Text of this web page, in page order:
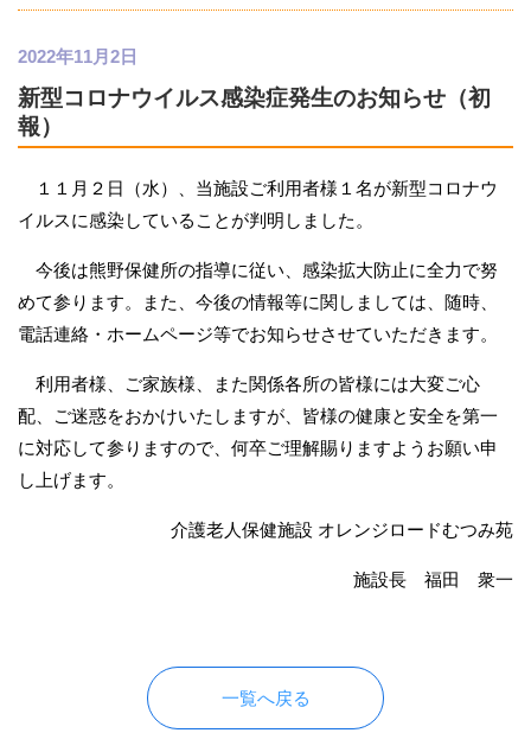
2022年11月2日
新型コロナウイルス感染症発生のお知らせ（初
報）
１１月２日（水）、当施設ご利用者様１名が新型コロナウ
イルスに感染していることが判明しました。
今後は熊野保健所の指導に従い、感染拡大防止に全力で努
めて参ります。また、今後の情報等に関しましては、随時、
電話連絡・ホームページ等でお知らせさせていただきます。
利用者様、ご家族様、また関係各所の皆様には大変ご心
配、ご迷惑をおかけいたしますが、皆様の健康と安全を第一
に対応して参りますので、何卒ご理解賜りますようお願い申
し上げます。
介護老人保健施設 オレンジロードむつみ苑
施設長 福田 衆一
一覧へ戻る